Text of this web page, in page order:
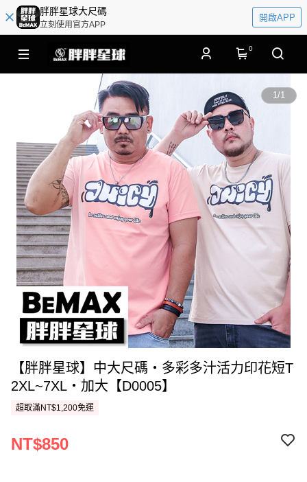
胖胖星球大尺碼
立刻使用官方APP
開啟APP
0
1/1
【胖胖星球】中大尺碼‧多彩多汁活力印花短T
2XL~7XL‧加大【D0005】
超取滿NT$1,200免運
NT$850